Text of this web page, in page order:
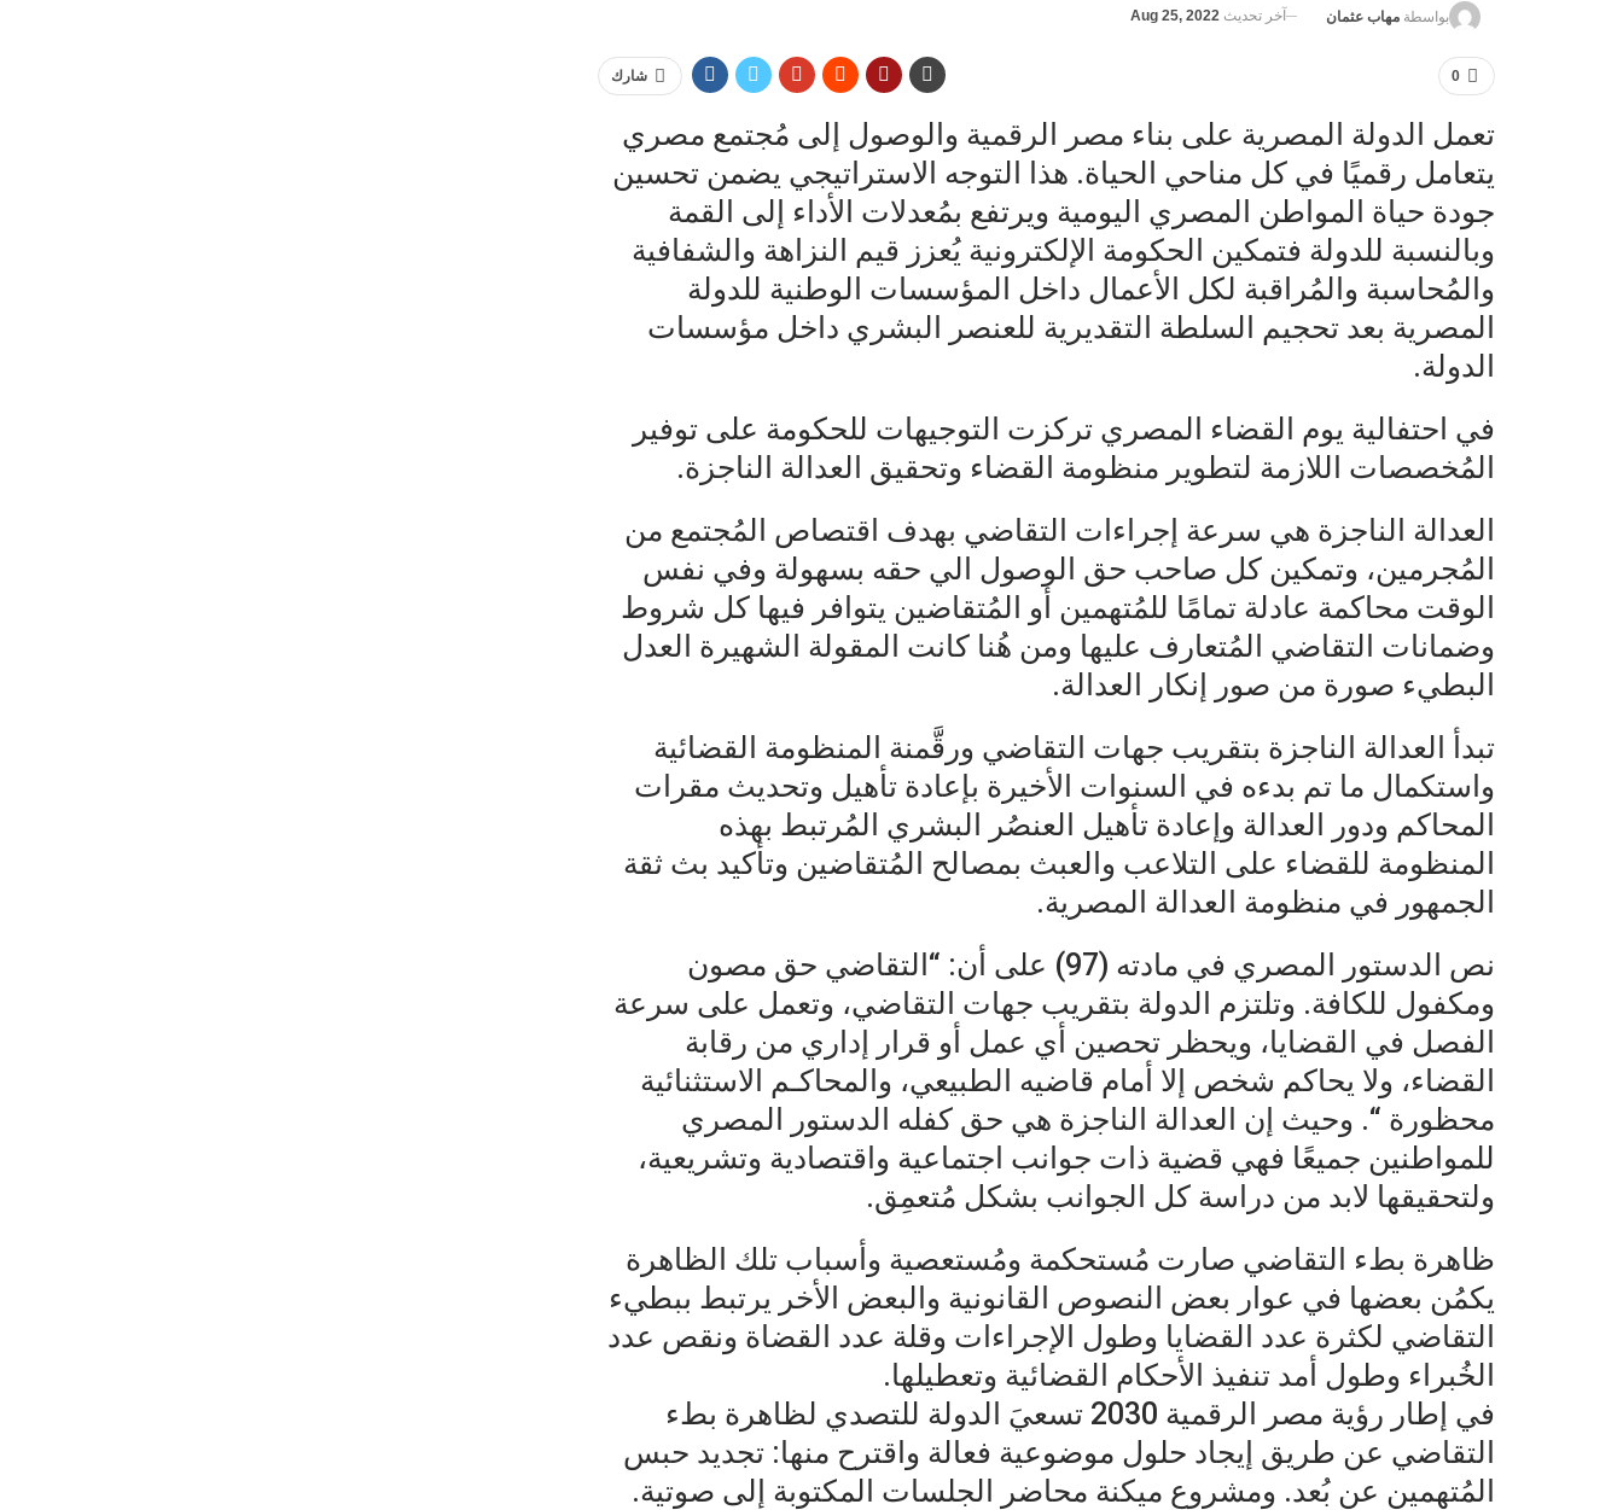
بواسطة مهاب عثمان آخر تحديث Aug 25, 2022
0 شارك
تعمل الدولة المصرية على بناء مصر الرقمية والوصول إلى مُجتمع مصري
يتعامل رقميًا في كل مناحي الحياة. هذا التوجه الاستراتيجي يضمن تحسين
جودة حياة المواطن المصري اليومية ويرتفع بمُعدلات الأداء إلى القمة
وبالنسبة للدولة فتمكين الحكومة الإلكترونية يُعزز قيم النزاهة والشفافية
والمُحاسبة والمُراقبة لكل الأعمال داخل المؤسسات الوطنية للدولة
المصرية بعد تحجيم السلطة التقديرية للعنصر البشري داخل مؤسسات
الدولة.
في احتفالية يوم القضاء المصري تركزت التوجيهات للحكومة على توفير
المُخصصات اللازمة لتطوير منظومة القضاء وتحقيق العدالة الناجزة.
العدالة الناجزة هي سرعة إجراءات التقاضي بهدف اقتصاص المُجتمع من
المُجرمين، وتمكين كل صاحب حق الوصول الي حقه بسهولة وفي نفس
الوقت محاكمة عادلة تمامًا للمُتهمين أو المُتقاضين يتوافر فيها كل شروط
وضمانات التقاضي المُتعارف عليها ومن هُنا كانت المقولة الشهيرة العدل
البطيء صورة من صور إنكار العدالة.
تبدأ العدالة الناجزة بتقريب جهات التقاضي ورقَّمنة المنظومة القضائية
واستكمال ما تم بدءه في السنوات الأخيرة بإعادة تأهيل وتحديث مقرات
المحاكم ودور العدالة وإعادة تأهيل العنصُر البشري المُرتبط بهذه
المنظومة للقضاء على التلاعب والعبث بمصالح المُتقاضين وتأكيد بث ثقة
الجمهور في منظومة العدالة المصرية.
نص الدستور المصري في مادته (97) على أن: “التقاضي حق مصون
ومكفول للكافة. وتلتزم الدولة بتقريب جهات التقاضي، وتعمل على سرعة
الفصل في القضايا، ويحظر تحصين أي عمل أو قرار إداري من رقابة
القضاء، ولا يحاكم شخص إلا أمام قاضيه الطبيعي، والمحاكـم الاستثنائية
محظورة “. وحيث إن العدالة الناجزة هي حق كفله الدستور المصري
للمواطنين جميعًا فهي قضية ذات جوانب اجتماعية واقتصادية وتشريعية،
ولتحقيقها لابد من دراسة كل الجوانب بشكل مُتعمِق.
ظاهرة بطء التقاضي صارت مُستحكمة ومُستعصية وأسباب تلك الظاهرة
يكمُن بعضها في عوار بعض النصوص القانونية والبعض الأخر يرتبط ببطيء
التقاضي لكثرة عدد القضايا وطول الإجراءات وقلة عدد القضاة ونقص عدد
الخُبراء وطول أمد تنفيذ الأحكام القضائية وتعطيلها.
في إطار رؤية مصر الرقمية 2030 تسعيَ الدولة للتصدي لظاهرة بطء
التقاضي عن طريق إيجاد حلول موضوعية فعالة واقترح منها: تجديد حبس
المُتهمين عن بُعد. ومشروع ميكنة محاضر الجلسات المكتوبة إلى صوتية.